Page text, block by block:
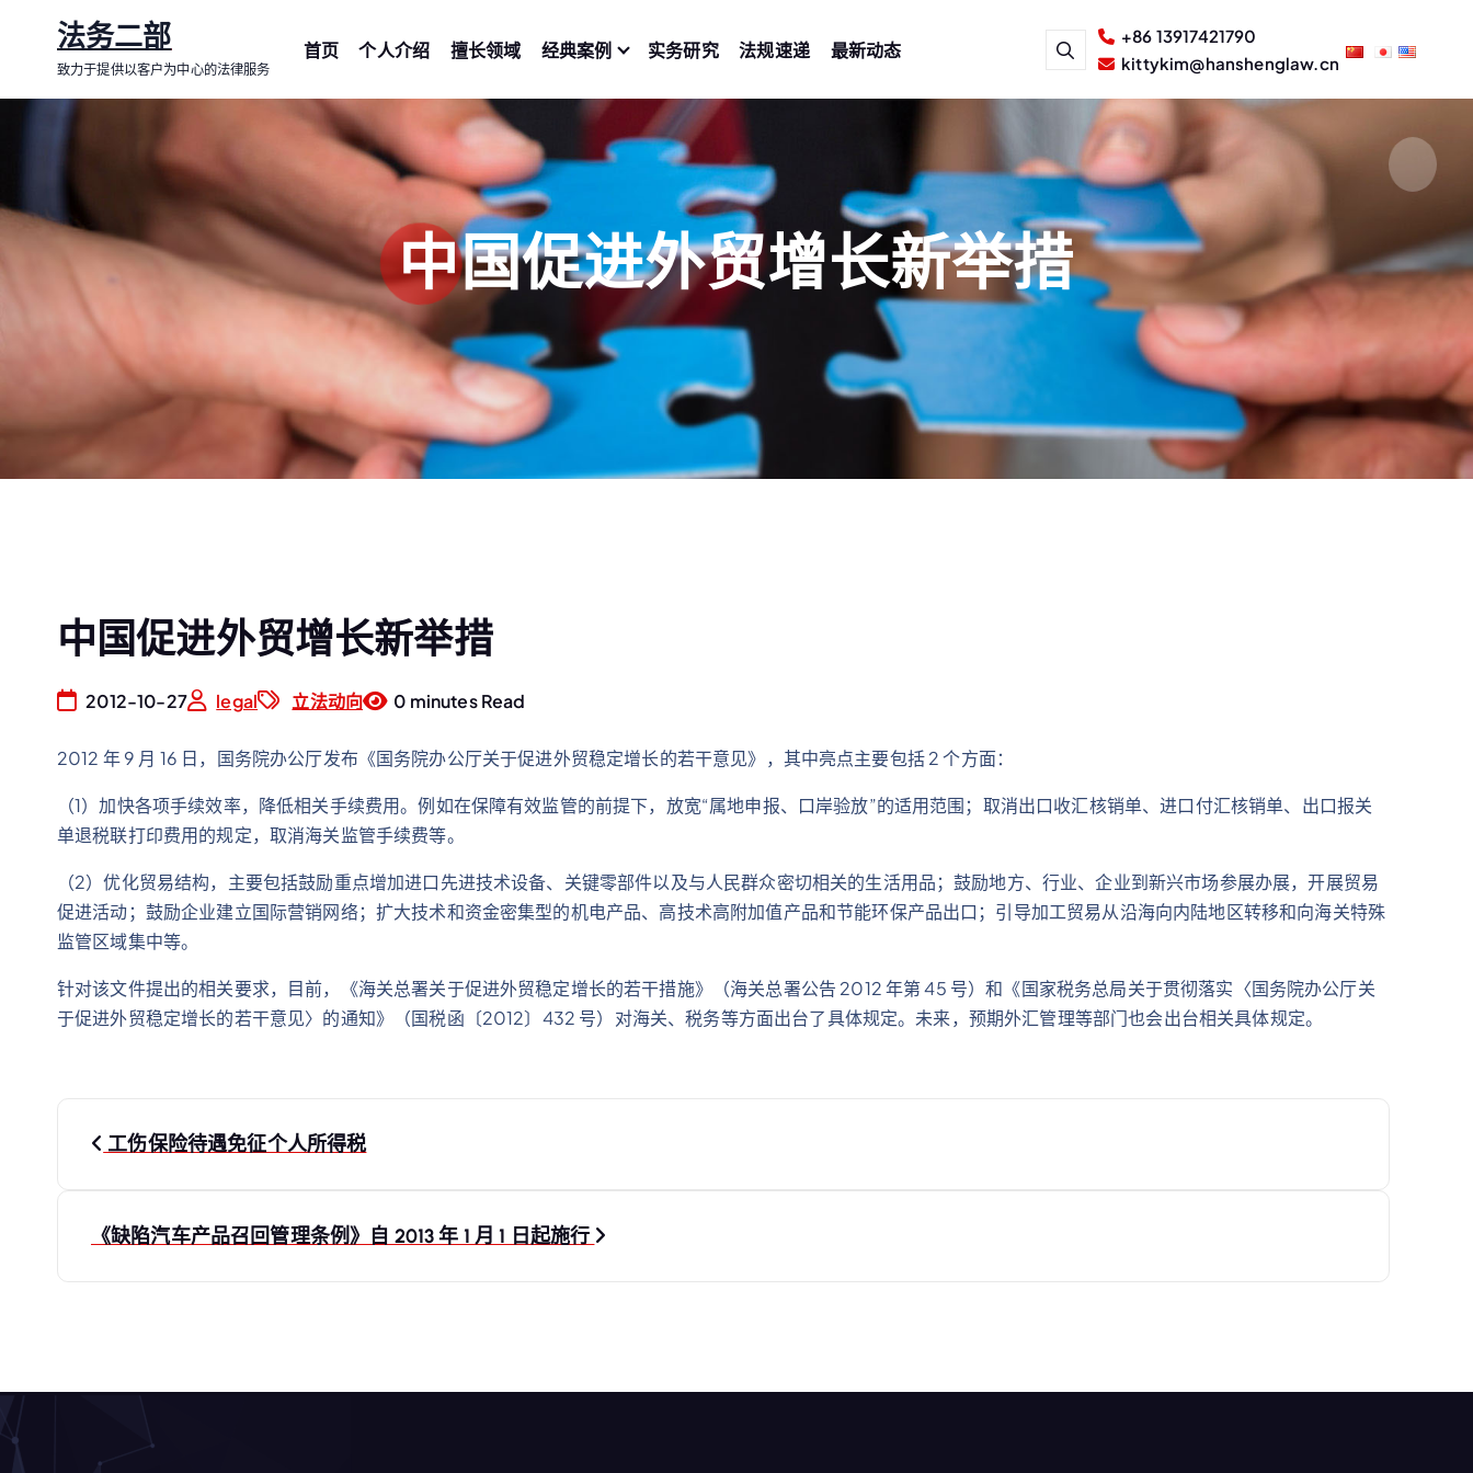
内
法务二部
致力于提供以客户为中心的法律服务
首页 个人介绍 擅长领域 经典案例 实务研究 法规速递 最新动态
+86 13917421790
kittykim@hanshenglaw.cn
中国促进外贸增长新举措
中国促进外贸增长新举措
2012-10-27 legal 立法动向 0 minutes Read
2012 年 9 月 16 日，国务院办公厅发布《国务院办公厅关于促进外贸稳定增长的若干意见》，其中亮点主要包括 2 个方面：
（1）加快各项手续效率，降低相关手续费用。例如在保障有效监管的前提下，放宽“属地申报、口岸验放”的适用范围；取消出口收汇核销单、进口付汇核销单、出口报关
单退税联打印费用的规定，取消海关监管手续费等。
（2）优化贸易结构，主要包括鼓励重点增加进口先进技术设备、关键零部件以及与人民群众密切相关的生活用品；鼓励地方、行业、企业到新兴市场参展办展，开展贸易
促进活动；鼓励企业建立国际营销网络；扩大技术和资金密集型的机电产品、高技术高附加值产品和节能环保产品出口；引导加工贸易从沿海向内陆地区转移和向海关特殊
监管区域集中等。
针对该文件提出的相关要求，目前，《海关总署关于促进外贸稳定增长的若干措施》（海关总署公告 2012 年第 45 号）和《国家税务总局关于贯彻落实〈国务院办公厅关
于促进外贸稳定增长的若干意见〉的通知》（国税函〔2012〕432 号）对海关、税务等方面出台了具体规定。未来，预期外汇管理等部门也会出台相关具体规定。
文
导
工伤保险待遇免征个人所得税
《缺陷汽车产品召回管理条例》自 2013 年 1 月 1 日起施行